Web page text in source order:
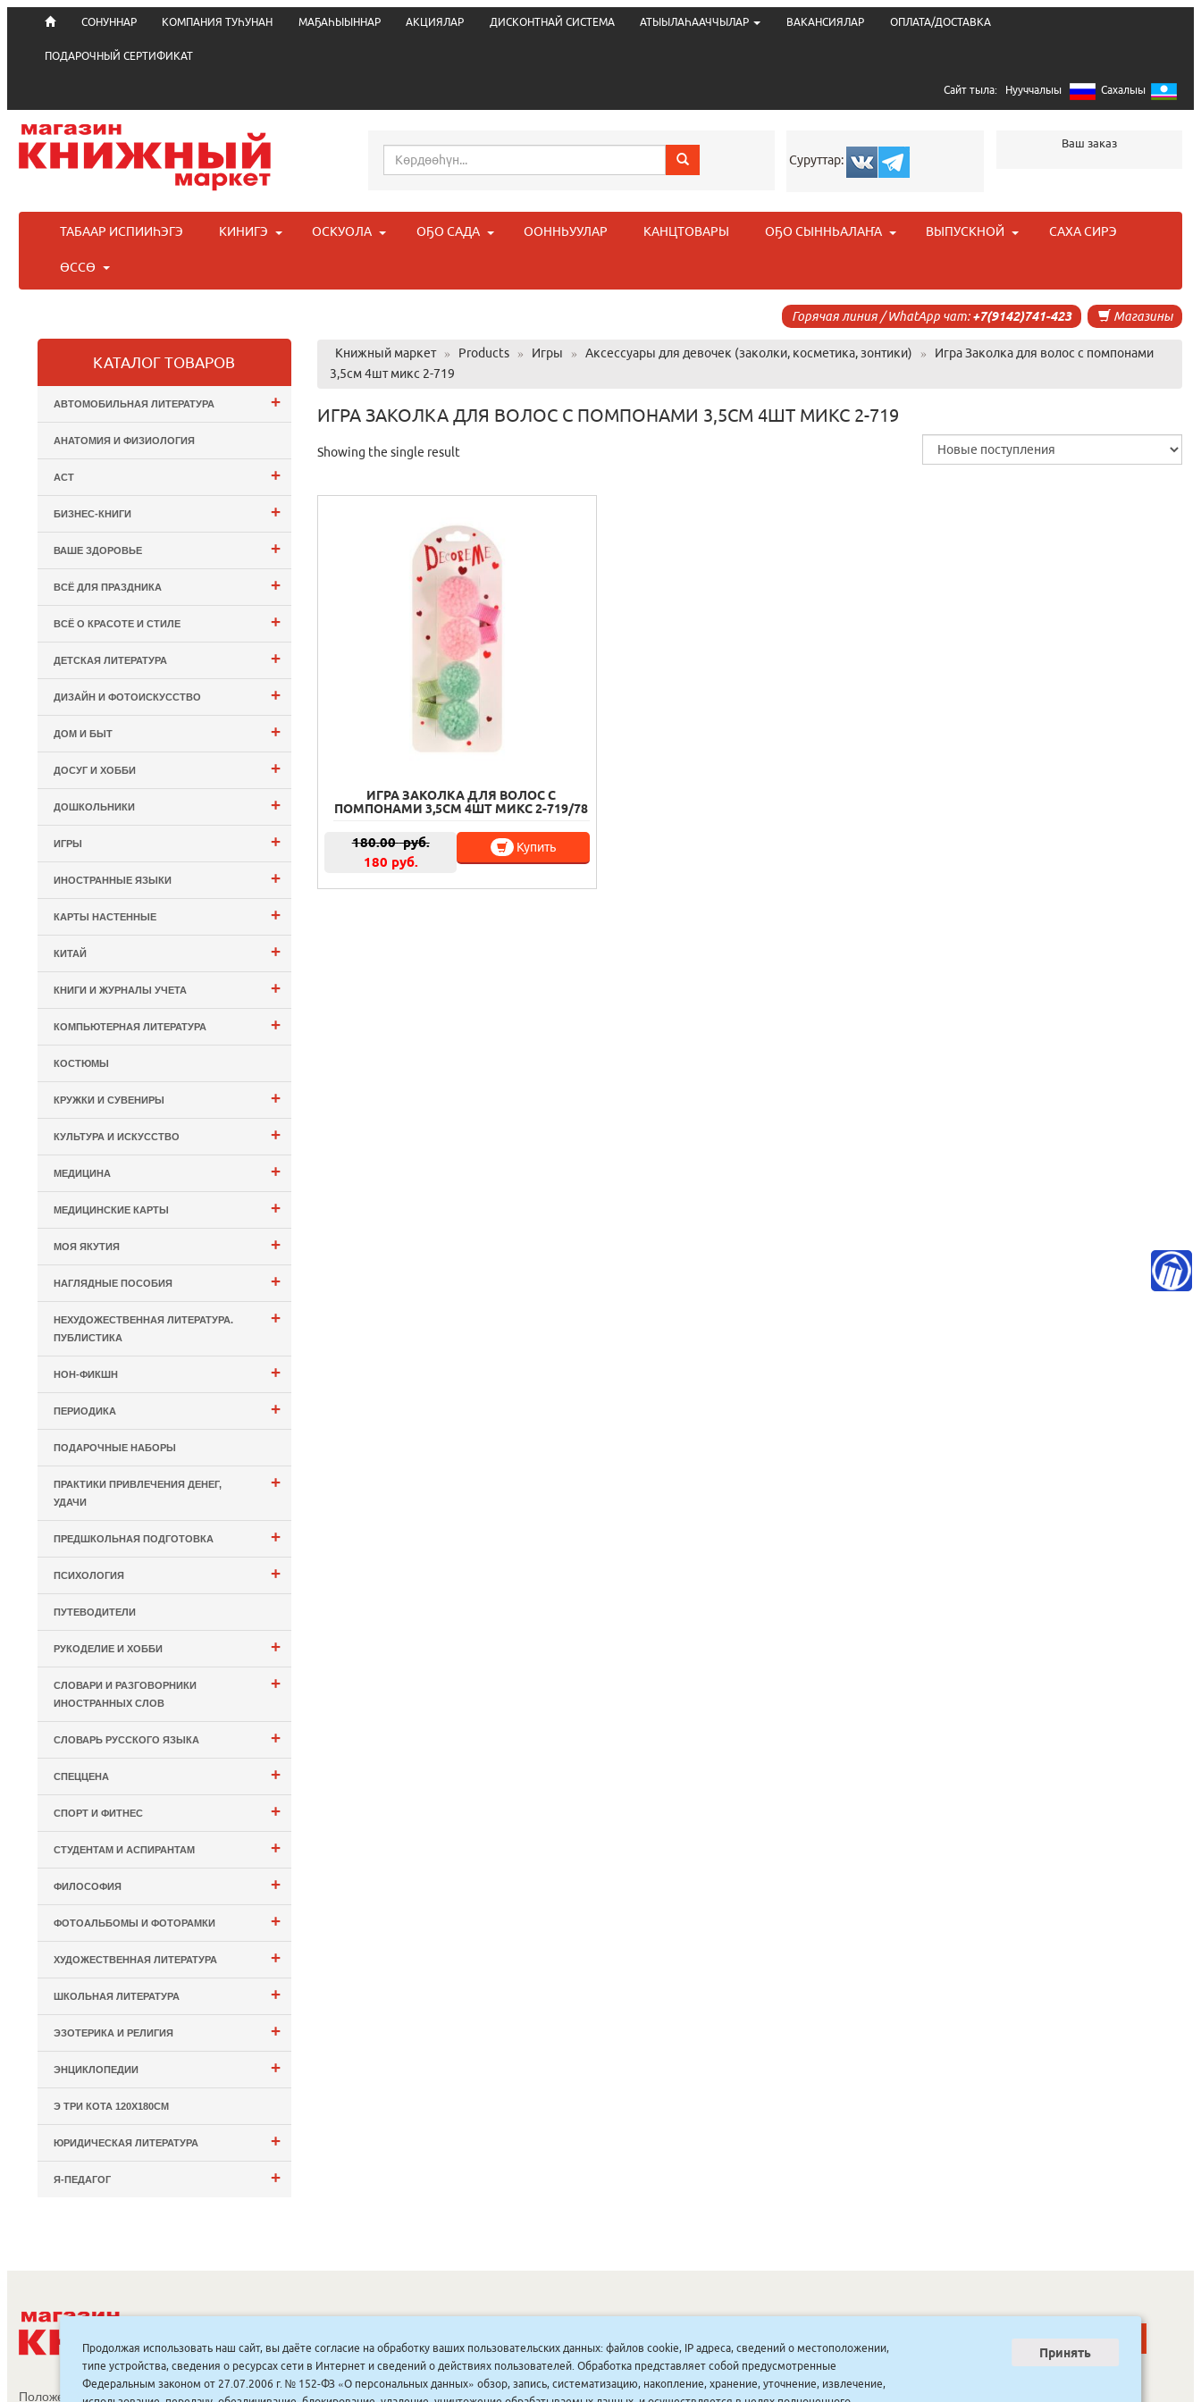
СОНУННАР КОМПАНИЯ ТУҺУНАН МАҔАҺЫЫННАР АКЦИЯЛАР ДИСКОНТНАЙ СИСТЕМА АТЫЫЛАҺААЧЧЫЛАР ВАКАНСИЯЛАР ОПЛАТА/ДОСТАВКА
ПОДАРОЧНЫЙ СЕРТИФИКАТ
Сайт тыла: Нууччалыы Сахалыы
Суруттар:
Ваш заказ
ТАБААР ИСПИИҺЭГЭ КИНИГЭ ОСКУОЛА ОҔО САДА ООННЬУУЛАР КАНЦТОВАРЫ ОҔО СЫННЬАЛАҤА ВЫПУСКНОЙ САХА СИРЭ
ӨССӨ
Магазины
Горячая линия / WhatApp чат:+7(9142)741-423
Книжный маркет » Products » Игры » Аксессуары для девочек (заколки, косметика, зонтики) »
Игра Заколка для волос с помпонами
3,5см 4шт микс 2-719
ИГРА ЗАКОЛКА ДЛЯ ВОЛОС С ПОМПОНАМИ 3,5СМ 4ШТ МИКС 2-719
Showing the single result
ИГРА ЗАКОЛКА ДЛЯ ВОЛОС С
ПОМПОНАМИ 3,5СМ 4ШТ МИКС 2-719/78
180.00руб.
180 руб.
Купить
КАТАЛОГ ТОВАРОВ
+
АВТОМОБИЛЬНАЯ ЛИТЕРАТУРА
АНАТОМИЯ И ФИЗИОЛОГИЯ
+
АСТ
+
БИЗНЕС-КНИГИ
+
ВАШЕ ЗДОРОВЬЕ
+
ВСЁ ДЛЯ ПРАЗДНИКА
+
ВСЁ О КРАСОТЕ И СТИЛЕ
+
ДЕТСКАЯ ЛИТЕРАТУРА
+
ДИЗАЙН И ФОТОИСКУССТВО
+
ДОМ И БЫТ
+
ДОСУГ И ХОББИ
+
ДОШКОЛЬНИКИ
+
ИГРЫ
+
ИНОСТРАННЫЕ ЯЗЫКИ
+
КАРТЫ НАСТЕННЫЕ
+
КИТАЙ
+
КНИГИ И ЖУРНАЛЫ УЧЕТА
+
КОМПЬЮТЕРНАЯ ЛИТЕРАТУРА
КОСТЮМЫ
+
КРУЖКИ И СУВЕНИРЫ
+
КУЛЬТУРА И ИСКУССТВО
+
МЕДИЦИНА
+
МЕДИЦИНСКИЕ КАРТЫ
+
МОЯ ЯКУТИЯ
+
НАГЛЯДНЫЕ ПОСОБИЯ
+
НЕХУДОЖЕСТВЕННАЯ ЛИТЕРАТУРА.
ПУБЛИСТИКА
+
НОН-ФИКШН
+
ПЕРИОДИКА
ПОДАРОЧНЫЕ НАБОРЫ
+
ПРАКТИКИ ПРИВЛЕЧЕНИЯ ДЕНЕГ,
УДАЧИ
+
ПРЕДШКОЛЬНАЯ ПОДГОТОВКА
+
ПСИХОЛОГИЯ
ПУТЕВОДИТЕЛИ
+
РУКОДЕЛИЕ И ХОББИ
+
СЛОВАРИ И РАЗГОВОРНИКИ
ИНОСТРАННЫХ СЛОВ
+
СЛОВАРЬ РУССКОГО ЯЗЫКА
+
СПЕЦЦЕНА
+
СПОРТ И ФИТНЕС
+
СТУДЕНТАМ И АСПИРАНТАМ
+
ФИЛОСОФИЯ
+
ФОТОАЛЬБОМЫ И ФОТОРАМКИ
+
ХУДОЖЕСТВЕННАЯ ЛИТЕРАТУРА
+
ШКОЛЬНАЯ ЛИТЕРАТУРА
+
ЭЗОТЕРИКА И РЕЛИГИЯ
+
ЭНЦИКЛОПЕДИИ
Э ТРИ КОТА 120Х180СМ
+
ЮРИДИЧЕСКАЯ ЛИТЕРАТУРА
+
Я-ПЕДАГОГ
Положение об обработке и защите персональных данных
ДИСКОНТНАЙ СИСТЕМА
ЮРИДИЧЕСКАЙ ВАКАНСИЯЛАР |
ООО “Канцпроф”, ул. Красильникова, 8, строение 3
Продолжая использовать наш сайт, вы даёте согласие на обработку ваших пользовательских данных: файлов cookie, IP адреса, сведений о местоположении,
типе устройства, сведения о ресурсах сети в Интернет и сведений о действиях пользователей. Обработка представляет собой предусмотренные
Федеральным законом от 27.07.2006 г. № 152-ФЗ «О персональных данных» обзор, запись, систематизацию, накопление, хранение, уточнение, извлечение,
Принять